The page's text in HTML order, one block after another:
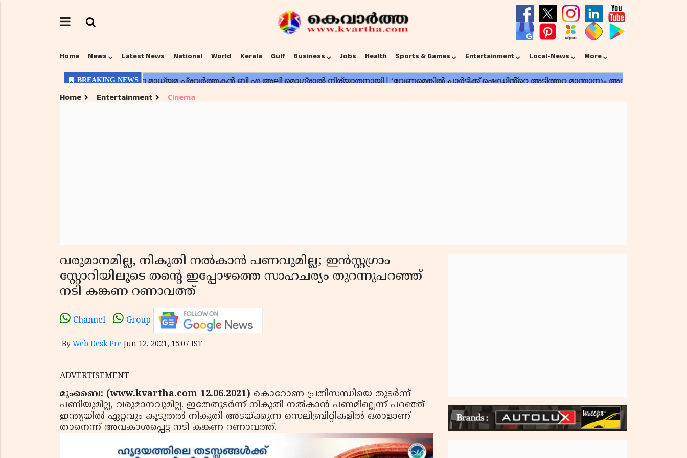
Home News Latest News National World Kerala Gulf Business Jobs Health Sports & Games Entertainment Local-News More
Home Entertainment Cinema
വരുമാനമില്ല, നികുതി നല്‍കാന്‍ പണവുമില്ല; ഇന്‍സ്റ്റഗ്രാം
സ്റ്റോറിയിലൂടെ തന്റെ ഇപ്പോഴത്തെ സാഹചര്യം തുറന്നുപറഞ്ഞ്
നടി കങ്കണ റണാവത്ത്
Channel Group
By Web Desk Pre Jun 12, 2021, 15:07 IST
ADVERTISEMENT
മുംബൈ: (www.kvartha.com 12.06.2021) കൊറോണ പ്രതിസന്ധിയെ തുടര്‍ന്ന്
പണിയുമില്ല, വരുമാനവുമില്ല. ഇതേതുടര്‍ന്ന് നികുതി നല്‍കാന്‍ പണമില്ലെന്ന് പറഞ്ഞ്
ഇന്ത്യയില്‍ ഏറ്റവും കൂടുതല്‍ നികുതി അടയ്ക്കുന്ന സെലിബ്രിറ്റികളില്‍ ഒരാളാണ്
താനെന്ന് അവകാശപ്പെട്ട നടി കങ്കണ റണാവത്ത്.